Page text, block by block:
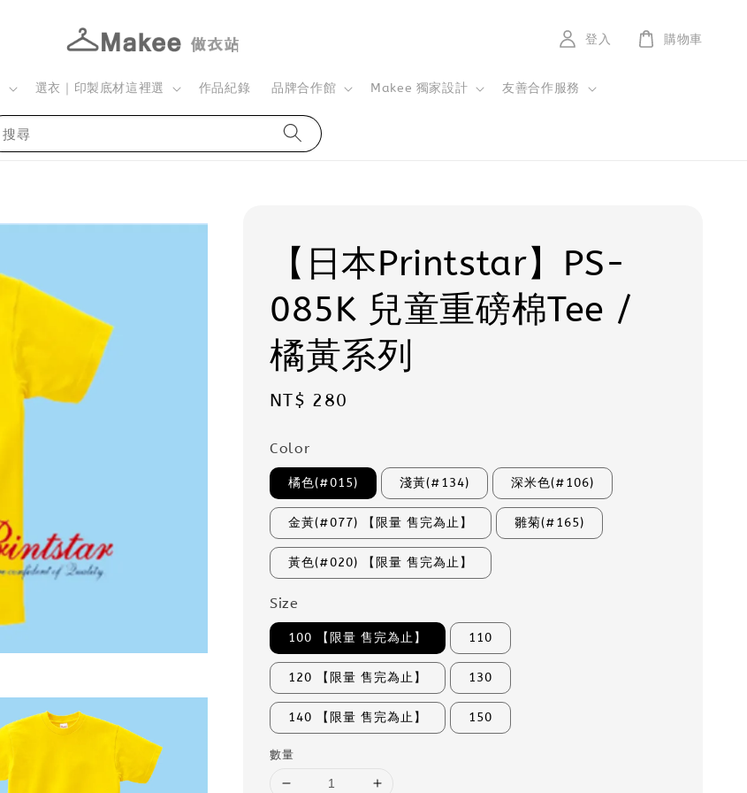
搜尋
選衣｜印製底材這裡選 作品紀錄 品牌合作館 Makee 獨家設計 友善合作服務
登入 購物車
【日本Printstar】PS-
085K 兒童重磅棉Tee /
橘黃系列
Regular
NT$ 280
Color
橘色(#015) 淺黃(#134) 深米色(#106)
金黃(#077) 【限量 售完為止】 雛菊(#165)
黃色(#020) 【限量 售完為止】
Size
100 【限量 售完為止】 110
120 【限量 售完為止】 130
140 【限量 售完為止】 150
數量